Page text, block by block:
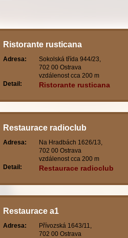
Ristorante rusticana
Adresa:
Sokolská třída 944/23,
702 00 Ostrava
vzdálenost cca 200 m
Detail:
Ristorante rusticana
Restaurace radioclub
Adresa:
Na Hradbách 1626/13,
702 00 Ostrava
vzdálenost cca 200 m
Detail:
Restaurace radioclub
Restaurace a1
Adresa:
Přívozská 1643/11,
702 00 Ostrava